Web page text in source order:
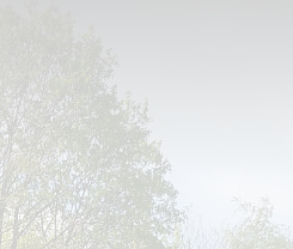
Aktuelles